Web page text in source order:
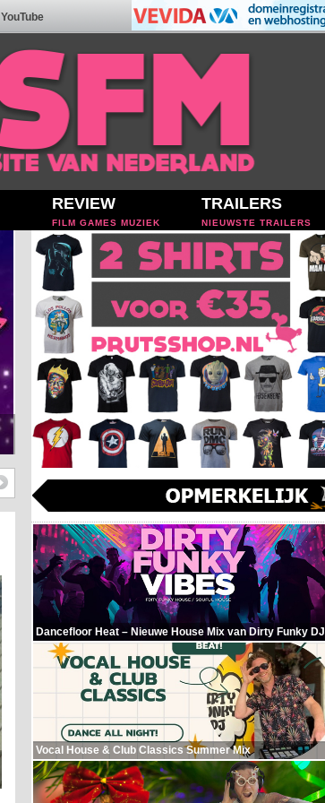
YouTube
REVIEW
FILM GAMES MUZIEK
TRAILERS
NIEUWSTE TRAILERS
Dancefloor Heat – Nieuwe House Mix van Dirty Funky DJ
Vocal House & Club Classics Summer Mix